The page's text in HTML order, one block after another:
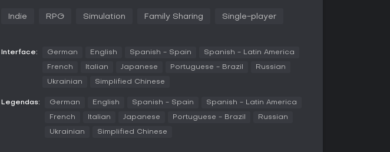
específicas dos habitantes, como alimentação adequada e cuidados médicos
A exploração é essencial: aventure-se em cavernas e outros pontos da ilha
permite combinar DNA de animais e dinossauros, criando padrões de cores e
aparências personalizadas para suas criaturas. Fora do zoológico, ajude os
adoção de pets pessoais, fortalecendo laços comunitários.
cada um tem rotinas e histórias próprias. Desenvolver relacionamentos pode
Indie RPG Simulation Family Sharing Single-player
Interface: German English Spanish - Spain Spanish - Latin America
French Italian Japanese Portuguese - Brazil Russian
Ukrainian Simplified Chinese
Legendas: German English Spanish - Spain Spanish - Latin America
French Italian Japanese Portuguese - Brazil Russian
Ukrainian Simplified Chinese